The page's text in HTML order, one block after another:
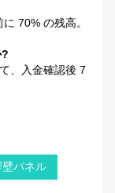
70% の残高。
、入金確認後 7
壁パネル